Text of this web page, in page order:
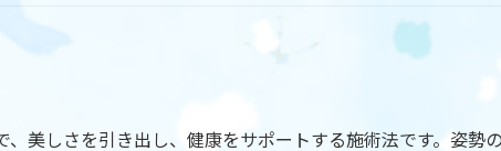
美しさを引き出し、健康をサポートする施術法です。姿勢